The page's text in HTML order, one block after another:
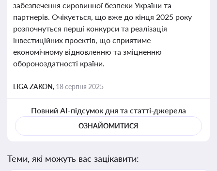
забезпечення сировинної безпеки України та
партнерів. Очікується, що вже до кінця 2025 року
розпочнуться перші конкурси та реалізація
інвестиційних проектів, що сприятиме
економічному відновленню та зміцненню
обороноздатності країни.
LIGA ZAKON, 18 серпня 2025
Повний AI-підсумок дня та статті-джерела
ОЗНАЙОМИТИСЯ
Теми, які можуть вас зацікавити: